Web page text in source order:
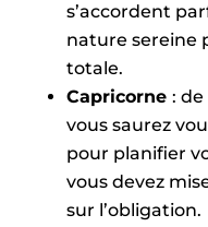
s’accordent
nature sereine
totale.
Capricorne :
vous saurez
pour planifier
vous devez
sur l’obligation.